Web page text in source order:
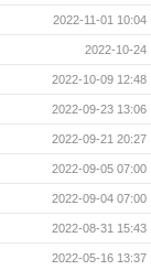
2022-11-01 10:04
2022-10-24
2022-10-09 12:48
2022-09-23 13:06
2022-09-21 20:27
2022-09-05 07:00
2022-09-04 07:00
2022-08-31 15:43
2022-05-16 13:37